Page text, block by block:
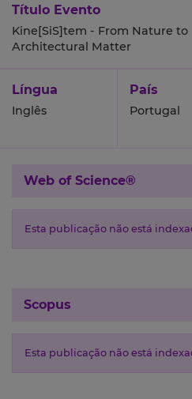
Título Evento
Kine[SiS]tem - From Nature to
Architectural Matter
Língua
Inglês
País
Portugal
Web of Science®
Esta publicação não está
Scopus
Esta publicação não está